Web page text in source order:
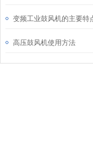
高压鼓风机使用方法